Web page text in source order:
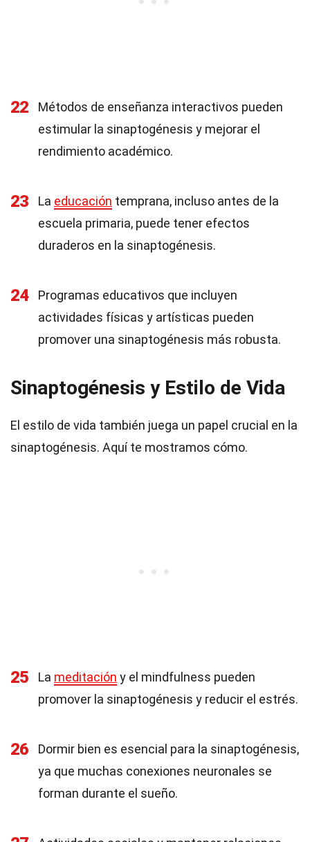
22
Métodos de enseñanza interactivos pueden
estimular la sinaptogénesis y mejorar el
rendimiento académico.
23 La educación temprana, incluso antes de la
escuela primaria, puede tener efectos
duraderos en la sinaptogénesis.
24
Programas educativos que incluyen
actividades físicas y artísticas pueden
promover una sinaptogénesis más robusta.
Sinaptogénesis y Estilo de Vida
El estilo de vida también juega un papel crucial en la
sinaptogénesis. Aquí te mostramos cómo.
25 La meditación y el mindfulness pueden
promover la sinaptogénesis y reducir el estrés.
26
Dormir bien es esencial para la sinaptogénesis,
ya que muchas conexiones neuronales se
forman durante el sueño.